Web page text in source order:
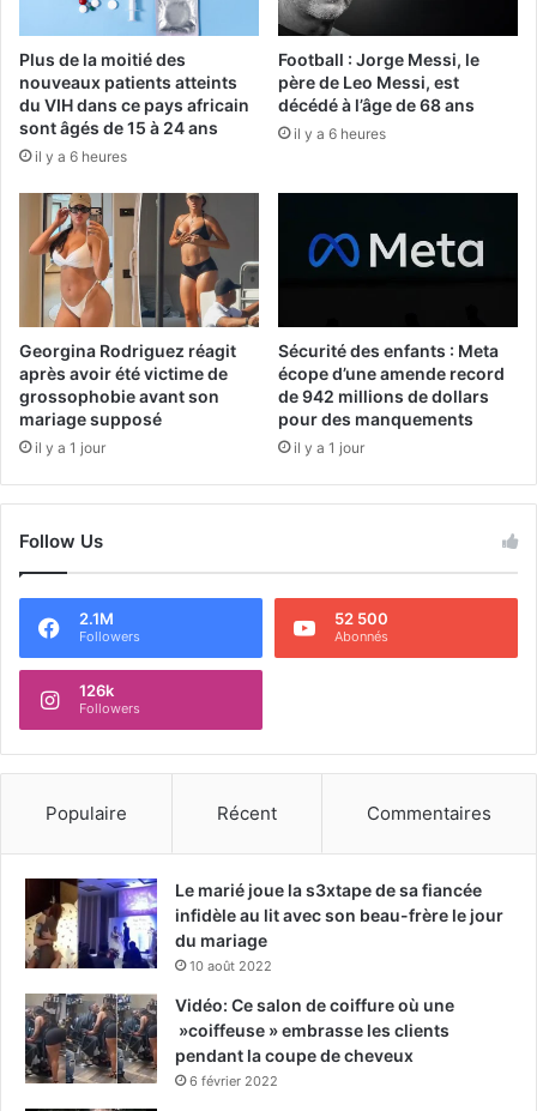
Plus de la moitié des
nouveaux patients atteints
du VIH dans ce pays africain
sont âgés de 15 à 24 ans
il y a 6 heures
Football : Jorge Messi, le
père de Leo Messi, est
décédé à l’âge de 68 ans
il y a 6 heures
Georgina Rodriguez réagit
après avoir été victime de
grossophobie avant son
mariage supposé
il y a 1 jour
Sécurité des enfants : Meta
écope d’une amende record
de 942 millions de dollars
pour des manquements
il y a 1 jour
Follow Us
2.1M
Followers
52 500
Abonnés
126k
Followers
Populaire Récent Commentaires
Le marié joue la s3xtape de sa fiancée
infidèle au lit avec son beau-frère le jour
du mariage
10 août 2022
Vidéo: Ce salon de coiffure où une
»coiffeuse » embrasse les clients
pendant la coupe de cheveux
6 février 2022